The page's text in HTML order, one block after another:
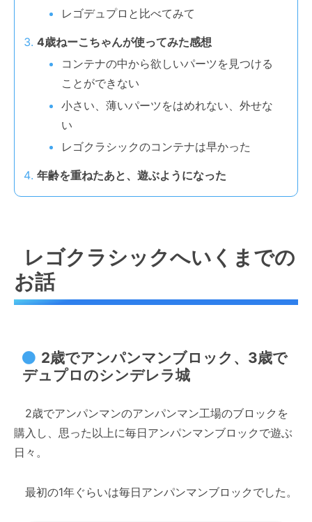
レゴデュプロと比べてみて
4歳ねーこちゃんが使ってみた感想
コンテナの中から欲しいパーツを見つける
ことができない
小さい、薄いパーツをはめれない、外せな
い
レゴクラシックのコンテナは早かった
年齢を重ねたあと、遊ぶようになった
レゴクラシックへいくまでの
お話
2歳でアンパンマンブロック、3歳で
デュプロのシンデレラ城
2歳でアンパンマンのアンパンマン工場のブロックを
購入し、思った以上に毎日アンパンマンブロックで遊ぶ
日々。
最初の1年ぐらいは毎日アンパンマンブロックでした。